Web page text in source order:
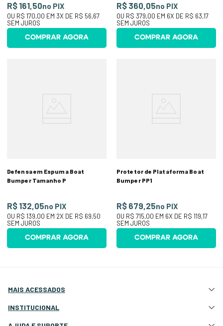
R$ 161,50no PIX
OU R$ 170,00 EM 3X DE R$ 56,67
SEM JUROS
COMPRAR AGORA
R$ 360,05no PIX
OU R$ 379,00 EM 6X DE R$ 63,17
SEM JUROS
COMPRAR AGORA
Defensa em Espuma Boat
Bumper Tamanho P
R$ 132,05no PIX
OU R$ 139,00 EM 2X DE R$ 69,50
SEM JUROS
COMPRAR AGORA
Protetor de Plataforma Boat
Bumper PP1
R$ 679,25no PIX
OU R$ 715,00 EM 6X DE R$ 119,17
SEM JUROS
COMPRAR AGORA
MAIS ACESSADOS
Atração e Ancoragem
INSTITUCIONAL